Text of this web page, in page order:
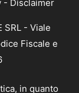
- Disclaimer
SRL - Viale
Fiscale e
in quanto